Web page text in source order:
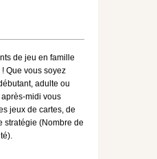
de jeu en famille
Que vous soyez
adulte ou
midi vous
jeux de cartes, de
stratégie (Nombre de